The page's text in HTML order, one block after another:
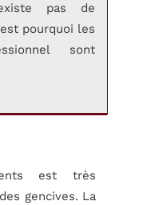
pas de
pourquoi les
sont
est très
gencives. La